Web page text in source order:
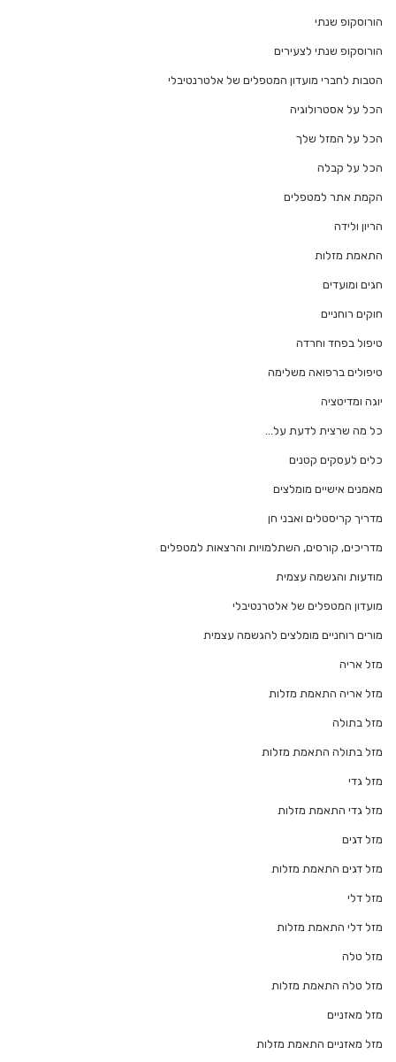
הורוסקופ שנתי
הורוסקופ שנתי לצעירים
הטבות לחברי מועדון המטפלים של אלטרנטיבלי
הכל על אסטרולוגיה
הכל על המזל שלך
הכל על קבלה
הקמת אתר למטפלים
הריון ולידה
התאמת מזלות
חגים ומועדים
חוקים רוחניים
טיפול בפחד וחרדה
טיפולים ברפואה משלימה
יוגה ומדיטציה
כל מה שרצית לדעת על…
כלים לעסקים קטנים
מאמנים אישיים מומלצים
מדריך קריסטלים ואבני חן
מדריכים, קורסים, השתלמויות והרצאות למטפלים
מודעות והגשמה עצמית
מועדון המטפלים של אלטרנטיבלי
מורים רוחניים מומלצים להגשמה עצמית
מזל אריה
מזל אריה התאמת מזלות
מזל בתולה
מזל בתולה התאמת מזלות
מזל גדי
מזל גדי התאמת מזלות
מזל דגים
מזל דגים התאמת מזלות
מזל דלי
מזל דלי התאמת מזלות
מזל טלה
מזל טלה התאמת מזלות
מזל מאזניים
מזל מאזניים התאמת מזלות